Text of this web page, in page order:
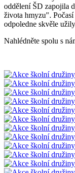
oddělení ŠD zapojila
života hmyzu".
odpoledne skvěle
Nahlédněte spolu s